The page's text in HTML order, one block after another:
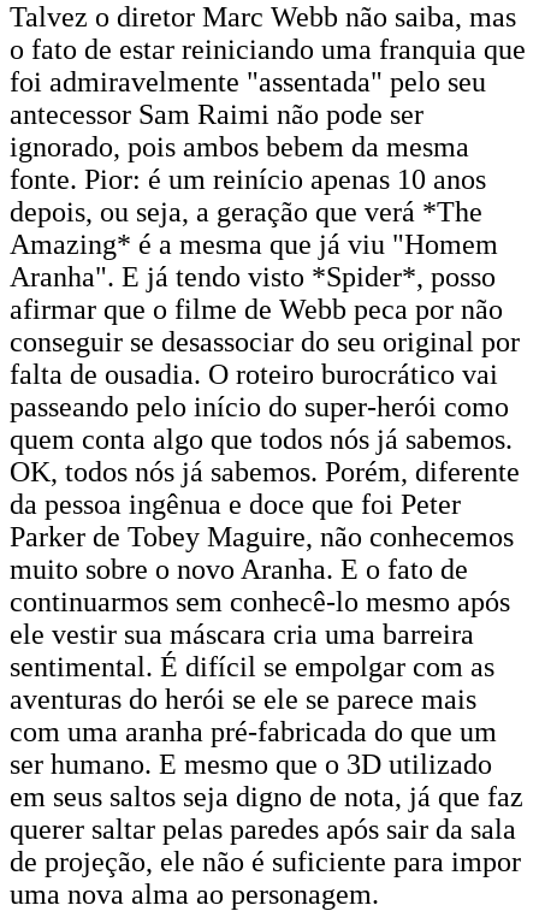
Talvez o diretor Marc Webb não saiba, mas
o fato de estar reiniciando uma franquia que
foi admiravelmente "assentada" pelo seu
antecessor Sam Raimi não pode ser
ignorado, pois ambos bebem da mesma
fonte. Pior: é um reinício apenas 10 anos
depois, ou seja, a geração que verá *The
Amazing* é a mesma que já viu "Homem
Aranha". E já tendo visto *Spider*, posso
afirmar que o filme de Webb peca por não
conseguir se desassociar do seu original por
falta de ousadia. O roteiro burocrático vai
passeando pelo início do super-herói como
quem conta algo que todos nós já sabemos.
OK, todos nós já sabemos. Porém, diferente
da pessoa ingênua e doce que foi Peter
Parker de Tobey Maguire, não conhecemos
muito sobre o novo Aranha. E o fato de
continuarmos sem conhecê-lo mesmo após
ele vestir sua máscara cria uma barreira
sentimental. É difícil se empolgar com as
aventuras do herói se ele se parece mais
com uma aranha pré-fabricada do que um
ser humano. E mesmo que o 3D utilizado
em seus saltos seja digno de nota, já que faz
querer saltar pelas paredes após sair da sala
de projeção, ele não é suficiente para impor
uma nova alma ao personagem.